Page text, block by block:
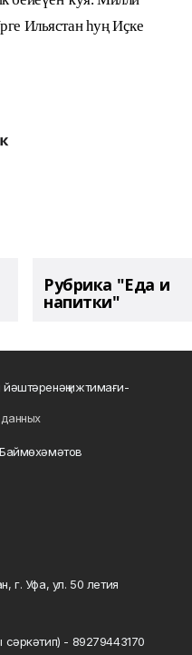
Ильястан һуң Иҫке
Рубрика "Еда и
напитки"
ижтимағи-
г. Уфа, ул. 50 летия
- 89279443170